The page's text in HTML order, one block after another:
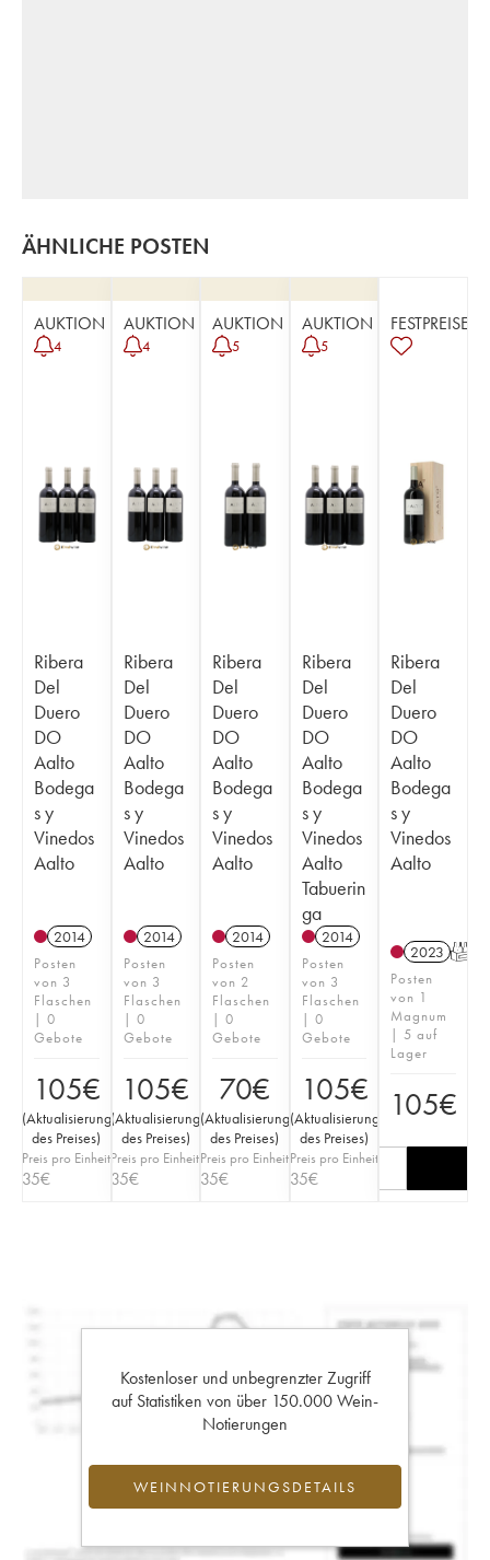
ÄHNLICHE POSTEN
AUKTION
4
Ribera
Del
Duero
DO
Aalto
Bodega
s y
Vinedos
Aalto
2014
Posten
von 3
Flaschen
| 0
Gebote
105€
(Aktualisierung
des Preises)
Preis pro Einheit
35€
AUKTION
4
Ribera
Del
Duero
DO
Aalto
Bodega
s y
Vinedos
Aalto
2014
Posten
von 3
Flaschen
| 0
Gebote
105€
(Aktualisierung
des Preises)
Preis pro Einheit
35€
AUKTION
5
Ribera
Del
Duero
DO
Aalto
Bodega
s y
Vinedos
Aalto
2014
Posten
von 2
Flaschen
| 0
Gebote
70€
(Aktualisierung
des Preises)
Preis pro Einheit
35€
AUKTION
5
Ribera
Del
Duero
DO
Aalto
Bodega
s y
Vinedos
Aalto
Tabuerin
ga
2014
Posten
von 3
Flaschen
| 0
Gebote
105€
(Aktualisierung
des Preises)
Preis pro Einheit
35€
FESTPREISE
Ribera
Del
Duero
DO
Aalto
Bodega
s y
Vinedos
Aalto
2023 T
Posten
von 1
Magnum
| 5 auf
Lager
105€
Kostenloser und unbegrenzter Zugriff
auf Statistiken von über 150.000 Wein-
Notierungen
WEINNOTIERUNGSDETAILS